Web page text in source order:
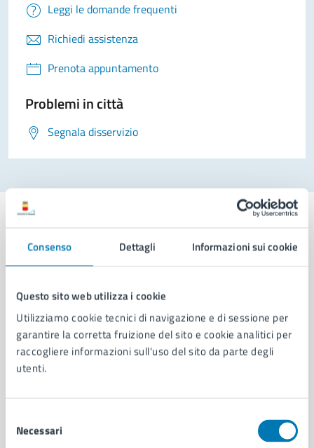
Consenso Dettagli Informazioni sui cookie
Questo sito web utilizza i cookie
Utilizziamo cookie tecnici di navigazione e di sessione per
garantire la corretta fruizione del sito e cookie analitici per
raccogliere informazioni sull'uso del sito da parte degli
utenti.
delNecessari
Leggi le domande frequenti
Richiedi assistenza
Prenota appuntamento
Problemi in città
Segnala disservizio
Comune di Napoli
AMMINISTRAZIONE
Aree amministrative
Organi di governo
Municipalità
Personale amministrativo